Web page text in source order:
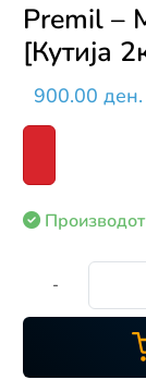
Premil –
[Кутија
900.00 ден.
-